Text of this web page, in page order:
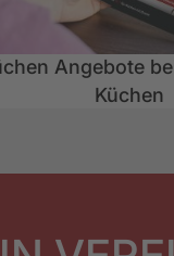
Angebote
Küchen